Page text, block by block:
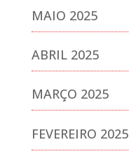
MAIO 2025
ABRIL 2025
MARÇO 2025
FEVEREIRO 2025